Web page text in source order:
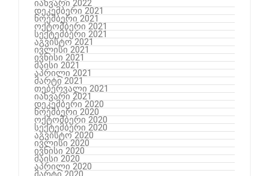
იანვარი 2022
დეკემბერი 2021
ნოემბერი 2021
ოქტომბერი 2021
სექტემბერი 2021
აგვისტო 2021
ივლისი 2021
ივნისი 2021
მაისი 2021
აპრილი 2021
მარტი 2021
თებერვალი 2021
იანვარი 2021
დეკემბერი 2020
ნოემბერი 2020
ოქტომბერი 2020
სექტემბერი 2020
აგვისტო 2020
ივლისი 2020
ივნისი 2020
მაისი 2020
აპრილი 2020